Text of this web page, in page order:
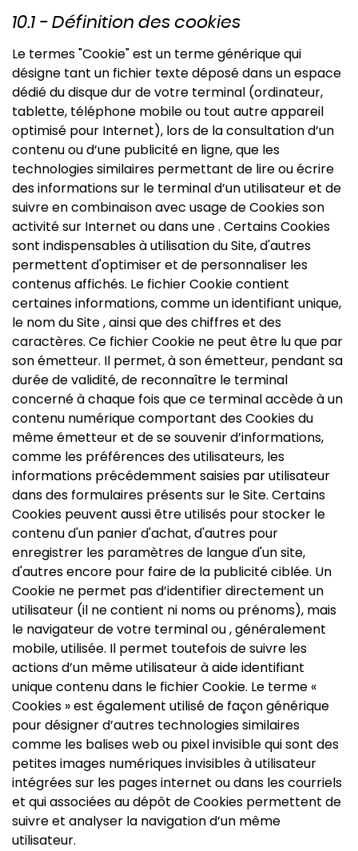
10.1 - Définition des cookies
Le termes "Cookie" est un terme générique qui
désigne tant un fichier texte déposé dans un espace
dédié du disque dur de votre terminal (ordinateur,
tablette, téléphone mobile ou tout autre appareil
optimisé pour Internet), lors de la consultation d’un
contenu ou d’une publicité en ligne, que les
technologies similaires permettant de lire ou écrire
des informations sur le terminal d’un utilisateur et de
suivre en combinaison avec usage de Cookies son
activité sur Internet ou dans une . Certains Cookies
sont indispensables à utilisation du Site, d'autres
permettent d'optimiser et de personnaliser les
contenus affichés. Le fichier Cookie contient
certaines informations, comme un identifiant unique,
le nom du Site , ainsi que des chiffres et des
caractères. Ce fichier Cookie ne peut être lu que par
son émetteur. Il permet, à son émetteur, pendant sa
durée de validité, de reconnaître le terminal
concerné à chaque fois que ce terminal accède à un
contenu numérique comportant des Cookies du
même émetteur et de se souvenir d’informations,
comme les préférences des utilisateurs, les
informations précédemment saisies par utilisateur
dans des formulaires présents sur le Site. Certains
Cookies peuvent aussi être utilisés pour stocker le
contenu d'un panier d'achat, d'autres pour
enregistrer les paramètres de langue d'un site,
d'autres encore pour faire de la publicité ciblée. Un
Cookie ne permet pas d’identifier directement un
utilisateur (il ne contient ni noms ou prénoms), mais
le navigateur de votre terminal ou , généralement
mobile, utilisée. Il permet toutefois de suivre les
actions d’un même utilisateur à aide identifiant
unique contenu dans le fichier Cookie. Le terme «
Cookies » est également utilisé de façon générique
pour désigner d’autres technologies similaires
comme les balises web ou pixel invisible qui sont des
petites images numériques invisibles à utilisateur
intégrées sur les pages internet ou dans les courriels
et qui associées au dépôt de Cookies permettent de
suivre et analyser la navigation d’un même
utilisateur.